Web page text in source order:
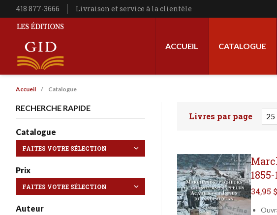
Aller au contenu principal
Téléphone
418 877-3666 Livraison et service à la clientèle
ACCUEIL CATALOGUE
Fil d'Ariane
Accueil Catalogue
Faites votre
Livres par page
1855-
34,95 $
RECHERCHE RAPIDE
Catalogue
Prix
Auteur